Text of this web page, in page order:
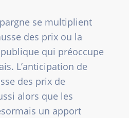
se multiplient
des prix ou la
qui préoccupe
L’anticipation de
des prix de
alors que les
un apport